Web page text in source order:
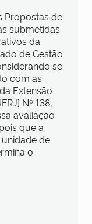
Propostas de
submetidas
da
de Gestão
se
com as
Extensão
Nº 138,
avaliação
que a
de
o